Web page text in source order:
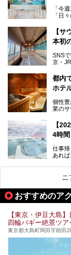
ビア
す。
「今
「日
とな
最近、
本記事
いお
しま
【サ
本初
SNS
京・
ツァ
ポ―ト
都内
ホテ
個性
業の
を旅
ど、
魅力
最近
い個
ら、
して
【
4時
仕事
あれ
また
る場
しょ
そこ
24時
い施設
が充実
ださ
ニ
おすすめのア
【東京・伊豆大島
四輪バギー絶景ツア
東京都大島町岡田字助田